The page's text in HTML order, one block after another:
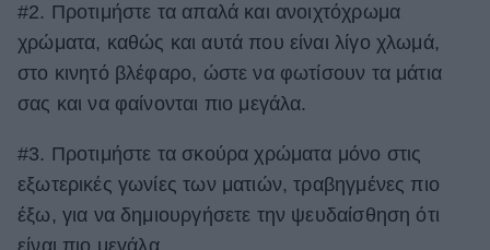
#2. Προτιμήστε τα απαλά και ανοιχτόχρωμα
χρώματα, καθώς και αυτά που είναι λίγο χλωμά,
στο κινητό βλέφαρο, ώστε να φωτίσουν τα μάτια
σας και να φαίνονται πιο μεγάλα.
#3. Προτιμήστε τα σκούρα χρώματα μόνο στις
εξωτερικές γωνίες των ματιών, τραβηγμένες πιο
έξω, για να δημιουργήσετε την ψευδαίσθηση ότι
είναι πιο μεγάλα.